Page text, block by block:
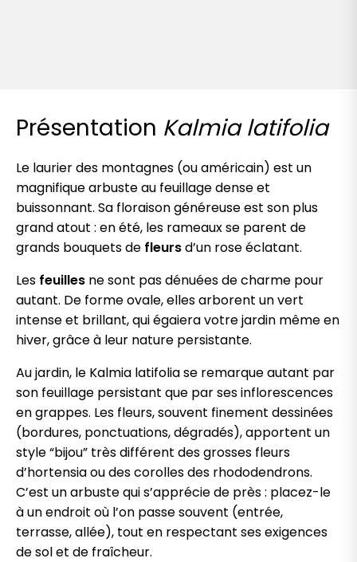
Présentation Kalmia latifolia
Le laurier des montagnes (ou américain) est un
magnifique arbuste au feuillage dense et
buissonnant. Sa floraison généreuse est son plus
grand atout : en été, les rameaux se parent de
grands bouquets de fleursd’un rose éclatant.
Les feuilles ne sont pas dénuées de charme pour
autant. De forme ovale, elles arborent un vert
intense et brillant, qui égaiera votre jardin même en
hiver, grâce à leur nature persistante.
Au jardin, le Kalmia latifolia se remarque autant par
son feuillage persistant que par ses inflorescences
en grappes. Les fleurs, souvent finement dessinées
(bordures, ponctuations, dégradés), apportent un
style “bijou” très différent des grosses fleurs
d’hortensia ou des corolles des rhododendrons.
C’est un arbuste qui s’apprécie de près : placez-le
à un endroit où l’on passe souvent (entrée,
terrasse, allée), tout en respectant ses exigences
de sol et de fraîcheur.